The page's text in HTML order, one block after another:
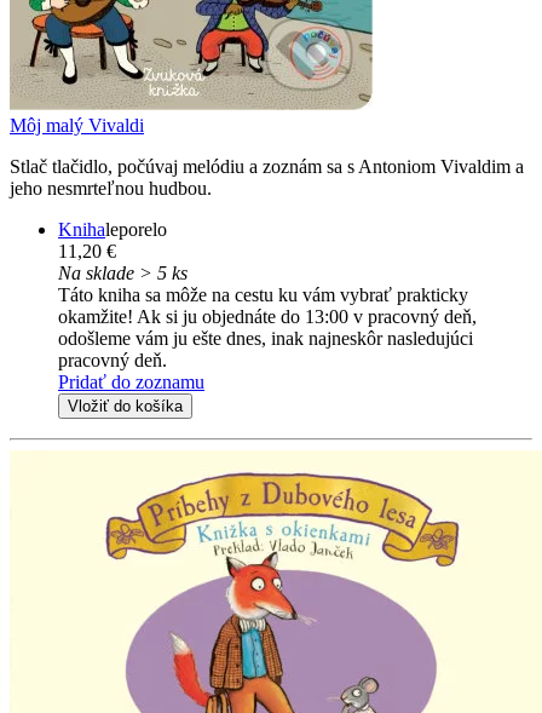
Môj malý Vivaldi
Stlač tlačidlo, počúvaj melódiu a zoznám sa s Antoniom Vivaldim a
jeho nesmrteľnou hudbou.
Knihaleporelo
11,20 €
Na sklade > 5 ks
Táto kniha sa môže na cestu ku vám vybrať prakticky
okamžite! Ak si ju objednáte do 13:00 v pracovný deň,
odošleme vám ju ešte dnes, inak najneskôr nasledujúci
pracovný deň.
Pridať do zoznamu
Vložiť do košíka